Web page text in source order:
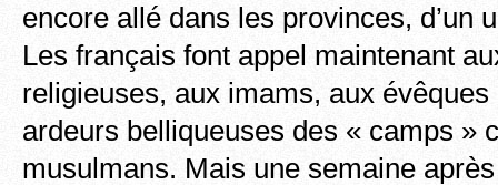
encore allé dans les provinces, d’un
Les français font appel maintenant
religieuses, aux imams, aux
ardeurs belliqueuses des « camps »
musulmans. Mais une semaine